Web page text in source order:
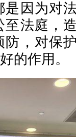
因为对
法庭，
，对保
的作用。